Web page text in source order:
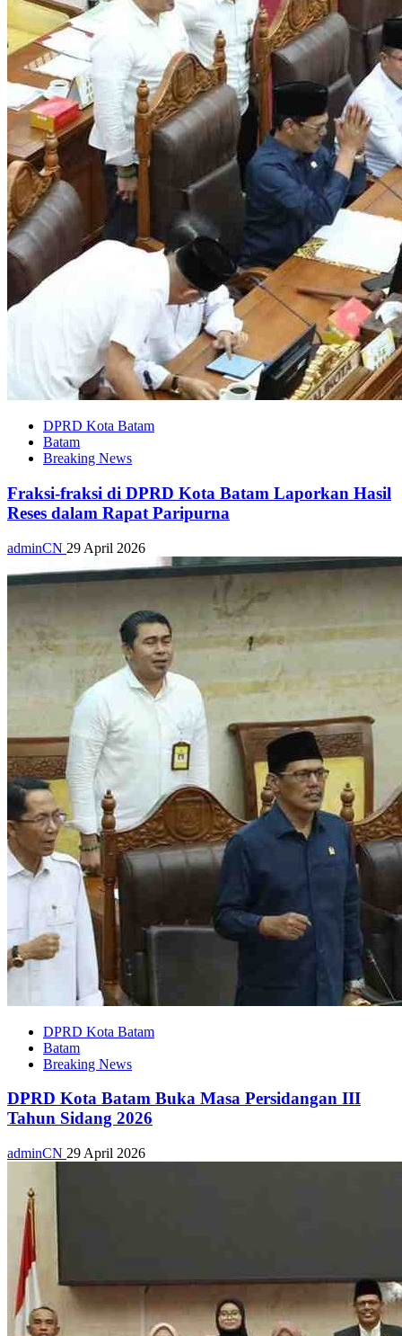
DPRD Kota Batam
Batam
Breaking News
Fraksi-fraksi di DPRD Kota Batam Laporkan Hasil
Reses dalam Rapat Paripurna
adminCN 29 April 2026
DPRD Kota Batam
Batam
Breaking News
DPRD Kota Batam Buka Masa Persidangan III
Tahun Sidang 2026
adminCN 29 April 2026